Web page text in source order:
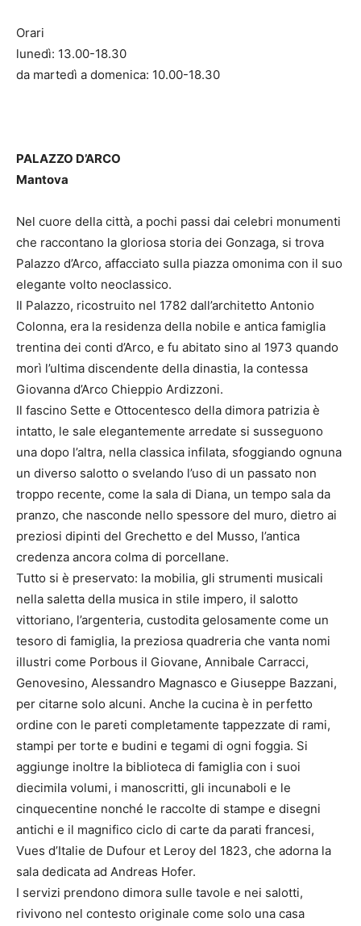
Orari
lunedì: 13.00-18.30
da martedì a domenica: 10.00-18.30
PALAZZO D’ARCO
Mantova
Nel cuore della città, a pochi passi dai celebri monumenti
che raccontano la gloriosa storia dei Gonzaga, si trova
Palazzo d’Arco, affacciato sulla piazza omonima con il suo
elegante volto neoclassico.
Il Palazzo, ricostruito nel 1782 dall’architetto Antonio
Colonna, era la residenza della nobile e antica famiglia
trentina dei conti d’Arco, e fu abitato sino al 1973 quando
morì l’ultima discendente della dinastia, la contessa
Giovanna d’Arco Chieppio Ardizzoni.
Il fascino Sette e Ottocentesco della dimora patrizia è
intatto, le sale elegantemente arredate si susseguono
una dopo l’altra, nella classica infilata, sfoggiando ognuna
un diverso salotto o svelando l’uso di un passato non
troppo recente, come la sala di Diana, un tempo sala da
pranzo, che nasconde nello spessore del muro, dietro ai
preziosi dipinti del Grechetto e del Musso, l’antica
credenza ancora colma di porcellane.
Tutto si è preservato: la mobilia, gli strumenti musicali
nella saletta della musica in stile impero, il salotto
vittoriano, l’argenteria, custodita gelosamente come un
tesoro di famiglia, la preziosa quadreria che vanta nomi
illustri come Porbous il Giovane, Annibale Carracci,
Genovesino, Alessandro Magnasco e Giuseppe Bazzani,
per citarne solo alcuni. Anche la cucina è in perfetto
ordine con le pareti completamente tappezzate di rami,
stampi per torte e budini e tegami di ogni foggia. Si
aggiunge inoltre la biblioteca di famiglia con i suoi
diecimila volumi, i manoscritti, gli incunaboli e le
cinquecentine nonché le raccolte di stampe e disegni
antichi e il magnifico ciclo di carte da parati francesi,
Vues d’Italie de Dufour et Leroy del 1823, che adorna la
sala dedicata ad Andreas Hofer.
I servizi prendono dimora sulle tavole e nei salotti,
rivivono nel contesto originale come solo una casa